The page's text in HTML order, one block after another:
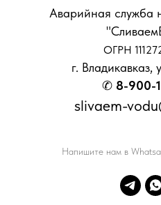
Аварийная служба
ОГРН
г. Владикавказ,
✆ 8-900-
slivaem-
Напишите нам в